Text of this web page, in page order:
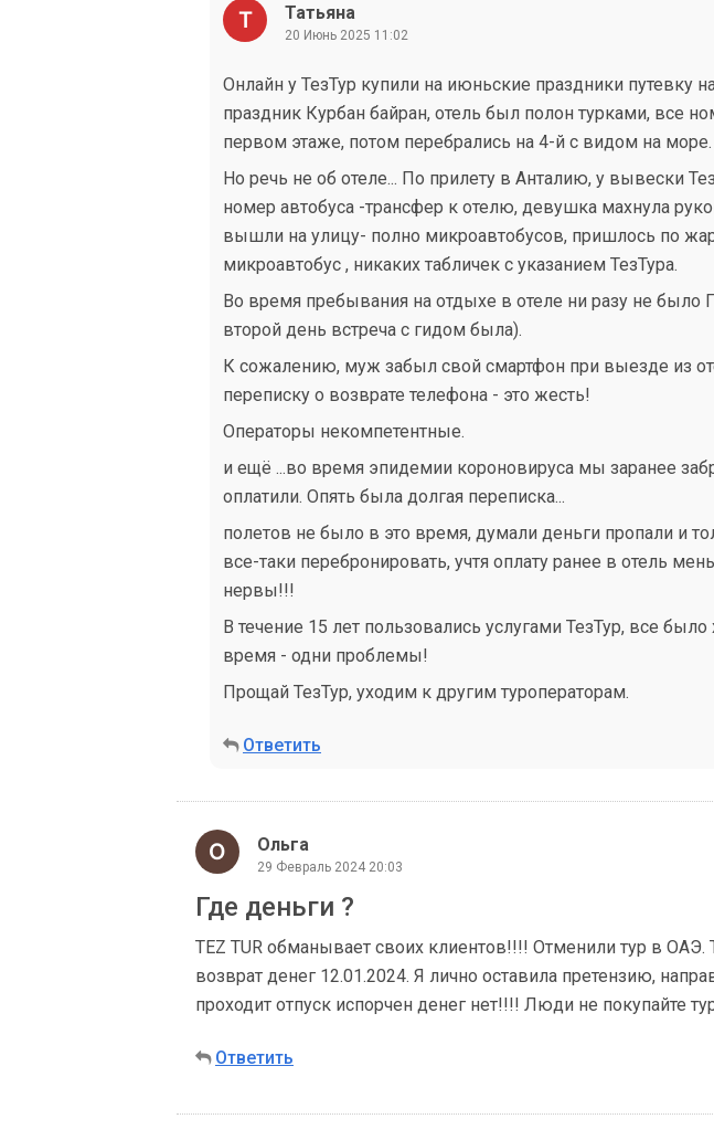
Татьяна
20 Июнь 2025 11:02
Онлайн у ТезТур купили на июньские праздники путевку
праздник Курбан байран, отель был полон турками, все
первом этаже, потом перебрались на 4-й с видом на море.
Но речь не об отеле... По прилету в Анталию, у вывески
номер автобуса -трансфер к отелю, девушка махнула
вышли на улицу- полно микроавтобусов, пришлось по
микроавтобус , никаких табличек с указанием ТезТура.
Во время пребывания на отдыхе в отеле ни разу не было
второй день встреча с гидом была).
К сожалению, муж забыл свой смартфон при выезде из
переписку о возврате телефона - это жесть!
Операторы некомпетентные.
и ещё ...во время эпидемии короновируса мы заранее
оплатили. Опять была долгая переписка...
полетов не было в это время, думали деньги пропали и
все-таки перебронировать, учтя оплату ранее в отель
нервы!!!
В течение 15 лет пользовались услугами ТезТур, все
время - одни проблемы!
Прощай ТезТур, уходим к другим туроператорам.
Ответить
Ольга
29 Февраль 2024 20:03
Где деньги ?
TEZ TUR обманывает своих клиентов!!!! Отменили тур в ОАЭ.
возврат денег 12.01.2024. Я лично оставила претензию,
проходит отпуск испорчен денег нет!!!! Люди не покупайте
Ответить